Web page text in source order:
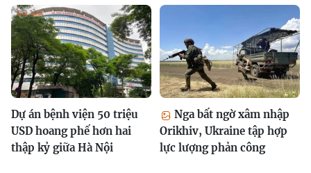
Dự án bệnh viện 50 triệu
USD hoang phế hơn hai
thập kỷ giữa Hà Nội
Nga bất ngờ xâm nhập
Orikhiv, Ukraine tập hợp
lực lượng phản công